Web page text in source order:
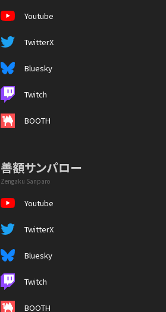
Youtube
TwitterX
Bluesky
Twitch
BOOTH
善額サンパロー
Zengaku Sanparo
Youtube
TwitterX
Bluesky
Twitch
BOOTH